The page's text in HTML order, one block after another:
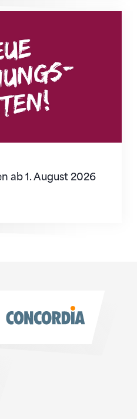
ab 1. August 2026
1. August 2026